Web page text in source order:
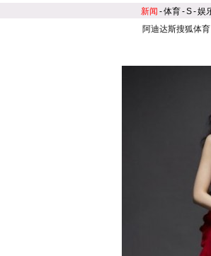
新闻 -体育-S-娱
阿迪达斯搜狐体育